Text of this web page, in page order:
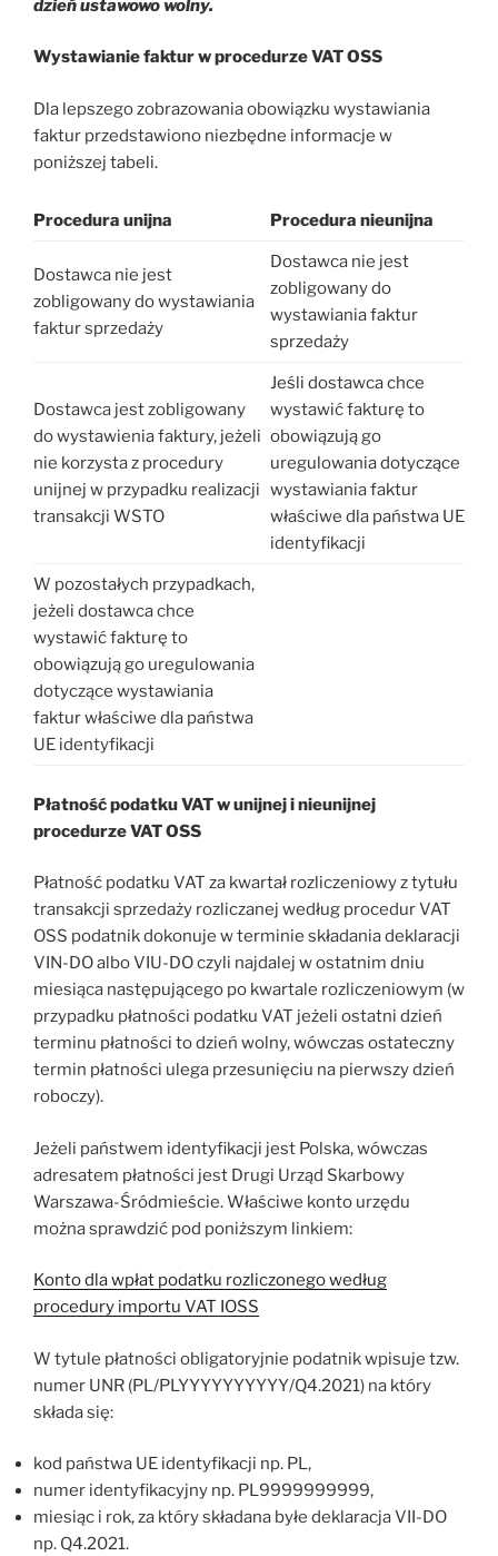
dzień ustawowo wolny.
Wystawianie faktur w procedurze VAT OSS
Dla lepszego zobrazowania obowiązku wystawiania
faktur przedstawiono niezbędne informacje w
poniższej tabeli.
Procedura unijna Procedura nieunijna
Dostawca nie jest
zobligowany do wystawiania
faktur sprzedaży
Dostawca nie jest
zobligowany do
wystawiania faktur
sprzedaży
Dostawca jest zobligowany
do wystawienia faktury, jeżeli
nie korzysta z procedury
unijnej w przypadku realizacji
transakcji WSTO
Jeśli dostawca chce
wystawić fakturę to
obowiązują go
uregulowania dotyczące
wystawiania faktur
właściwe dla państwa UE
identyfikacji
W pozostałych przypadkach,
jeżeli dostawca chce
wystawić fakturę to
obowiązują go uregulowania
dotyczące wystawiania
faktur właściwe dla państwa
UE identyfikacji
Płatność podatku VAT w unijnej i nieunijnej
procedurze VAT OSS
Płatność podatku VAT za kwartał rozliczeniowy z tytułu
transakcji sprzedaży rozliczanej według procedur VAT
OSS podatnik dokonuje w terminie składania deklaracji
VIN-DO albo VIU-DO czyli najdalej w ostatnim dniu
miesiąca następującego po kwartale rozliczeniowym (w
przypadku płatności podatku VAT jeżeli ostatni dzień
terminu płatności to dzień wolny, wówczas ostateczny
termin płatności ulega przesunięciu na pierwszy dzień
roboczy).
Jeżeli państwem identyfikacji jest Polska, wówczas
adresatem płatności jest Drugi Urząd Skarbowy
Warszawa-Śródmieście. Właściwe konto urzędu
można sprawdzić pod poniższym linkiem:
Konto dla wpłat podatku rozliczonego według
procedury importu VAT IOSS
W tytule płatności obligatoryjnie podatnik wpisuje tzw.
numer UNR (PL/PLYYYYYYYYYY/Q4.2021) na który
składa się:
kod państwa UE identyfikacji np. PL,
numer identyfikacyjny np. PL9999999999,
miesiąc i rok, za który składana byłe deklaracja VII-DO
np. Q4.2021.